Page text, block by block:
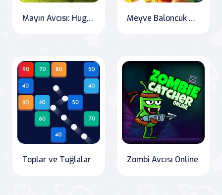
Mayın Avcısı: Huggy'nin Saldırısı! Meyve Baloncuk Avcıları
Toplar ve Tuğlalar Zombi Avcısı Online